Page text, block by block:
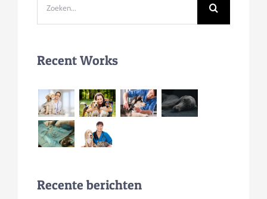
Recent Works
Recente berichten